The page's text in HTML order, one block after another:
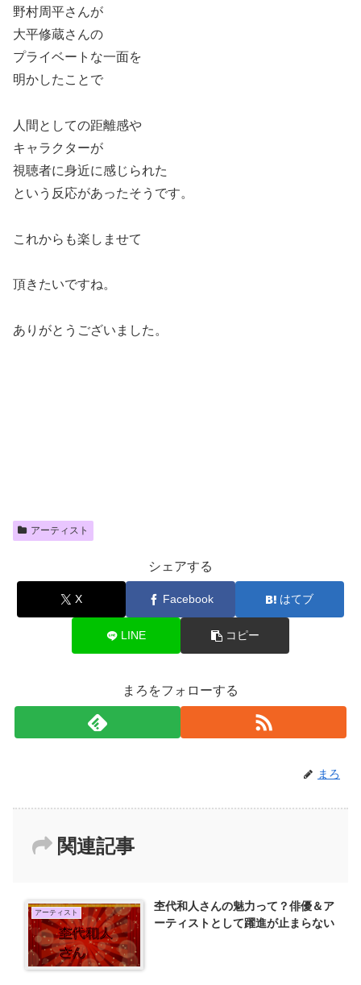
野村周平さんが
大平修蔵さんの
プライベートな一面を
明かしたことで
人間としての距離感や
キャラクターが
視聴者に身近に感じられた
という反応があったそうです。
これからも楽しませて
頂きたいですね。
ありがとうございました。
アーティスト
シェアする
X Facebook はてブ
LINE コピー
まろをフォローする
まろ
関連記事
アーティスト
杢代和人さんの魅力って？俳優＆ア
ーティストとして躍進が止まらない